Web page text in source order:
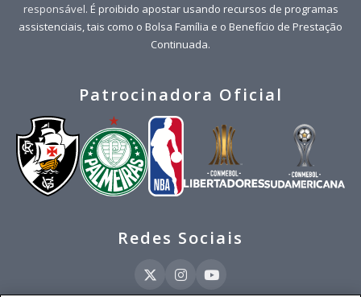
responsável. É proibido apostar usando recursos de programas
assistenciais, tais como o Bolsa Família e o Benefício de Prestação
Continuada.
Patrocinadora Oficial
Redes Sociais